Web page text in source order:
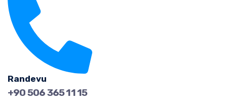
Randevu
+90 506 365 11 15